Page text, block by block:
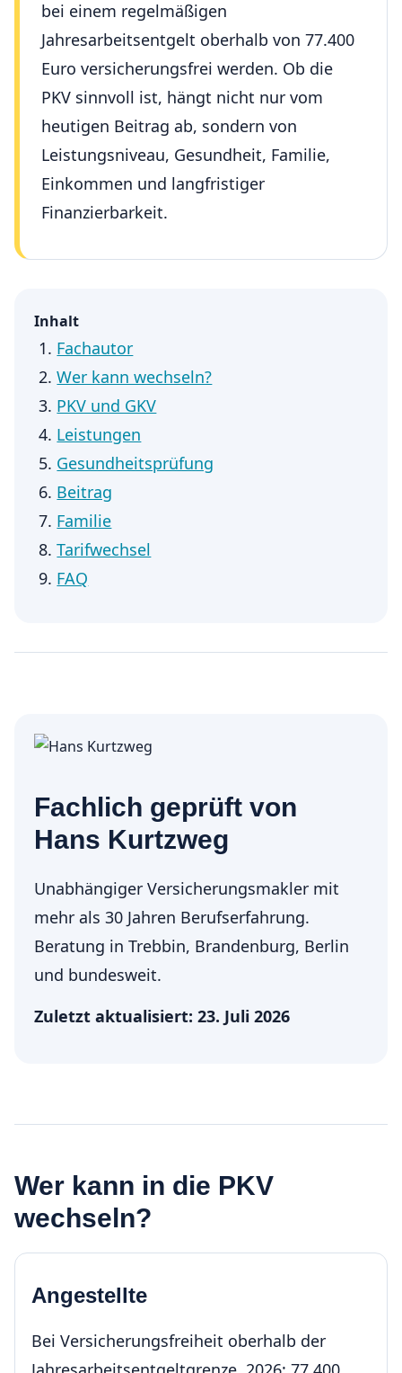
bei einem regelmäßigen
Jahresarbeitsentgelt oberhalb von 77.400
Euro versicherungsfrei werden. Ob die
PKV sinnvoll ist, hängt nicht nur vom
heutigen Beitrag ab, sondern von
Leistungsniveau, Gesundheit, Familie,
Einkommen und langfristiger
Finanzierbarkeit.
Inhalt
Fachautor
Wer kann wechseln?
PKV und GKV
Leistungen
Gesundheitsprüfung
Beitrag
Familie
Tarifwechsel
FAQ
Fachlich geprüft von
Hans Kurtzweg
Unabhängiger Ver­sicherungs­makler mit
mehr als 30 Jahren Berufserfahrung.
Beratung in Trebbin, Brandenburg, Berlin
und bundesweit.
Zuletzt aktualisiert: 23. Juli 2026
Wer kann in die PKV
wechseln?
Angestellte
Bei Versicherungsfreiheit oberhalb der